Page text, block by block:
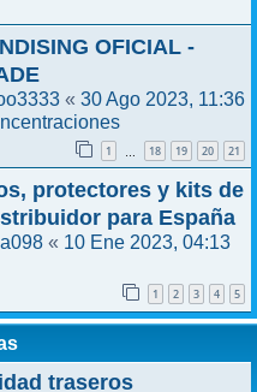
OFICIAL -
« 30 Ago 2023, 11:36
1 … 18 19 20 21
protectores y kits de
para España
« 10 Ene 2023, 04:13
1 2 3 4 5
traseros